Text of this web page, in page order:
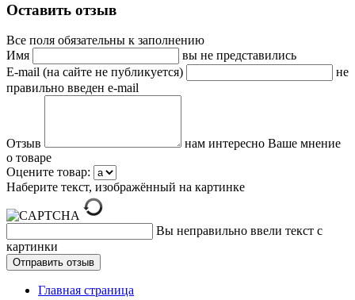
Оставить отзыв
Все поля обязательны к заполнению
Имя
вы не представились
E-mail (на сайте не публикуется)
не
правильно введен e-mail
Отзыв
нам интересно Ваше мнение
о товаре
Оцените товар:
Наберите текст, изображённый на картинке
Вы неправильно ввели текст с
картинки
Главная страница